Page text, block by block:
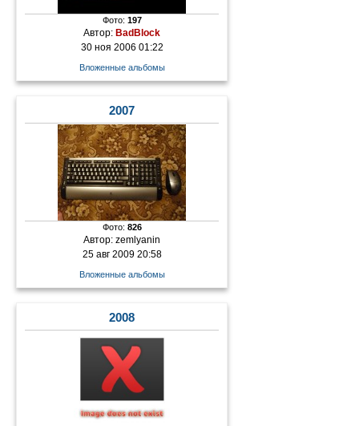
Фото: 197
Автор:BadBlock
30 ноя 2006 01:22
Вложенные альбомы
2007
Фото: 826
Автор:zemlyanin
25 авг 2009 20:58
Вложенные альбомы
2008